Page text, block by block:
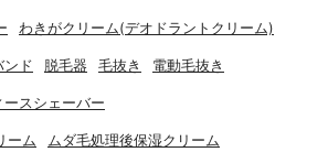
わきがクリーム(デオドラントクリーム)
ンド 脱毛器 毛抜き 電動毛抜き
ースシェーバー
ーム ムダ毛処理後保湿クリーム